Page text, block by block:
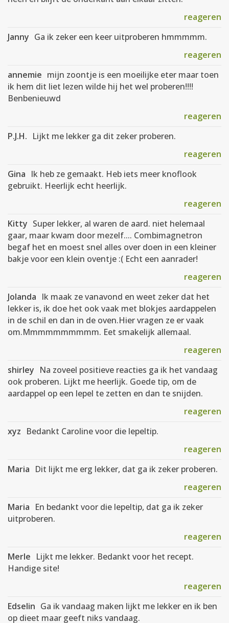
reageren
Janny Ga ik zeker een keer uitproberen hmmmmm.
reageren
annemie mijn zoontje is een moeilijke eter maar toen
ik hem dit liet lezen wilde hij het wel proberen!!!!
Benbenieuwd
reageren
P.J.H. Lijkt me lekker ga dit zeker proberen.
reageren
Gina Ik heb ze gemaakt. Heb iets meer knoflook
gebruikt. Heerlijk echt heerlijk.
reageren
Kitty Super lekker, al waren de aard. niet helemaal
gaar, maar kwam door mezelf.... Combimagnetron
begaf het en moest snel alles over doen in een kleiner
bakje voor een klein oventje :( Echt een aanrader!
reageren
Jolanda Ik maak ze vanavond en weet zeker dat het
lekker is, ik doe het ook vaak met blokjes aardappelen
in de schil en dan in de oven.Hier vragen ze er vaak
om.Mmmmmmmmmm. Eet smakelijk allemaal.
reageren
shirley Na zoveel positieve reacties ga ik het vandaag
ook proberen. Lijkt me heerlijk. Goede tip, om de
aardappel op een lepel te zetten en dan te snijden.
reageren
xyz Bedankt Caroline voor die lepeltip.
reageren
Maria Dit lijkt me erg lekker, dat ga ik zeker proberen.
reageren
Maria En bedankt voor die lepeltip, dat ga ik zeker
uitproberen.
reageren
Merle Lijkt me lekker. Bedankt voor het recept.
Handige site!
reageren
Edselin Ga ik vandaag maken lijkt me lekker en ik ben
op dieet maar geeft niks vandaag.